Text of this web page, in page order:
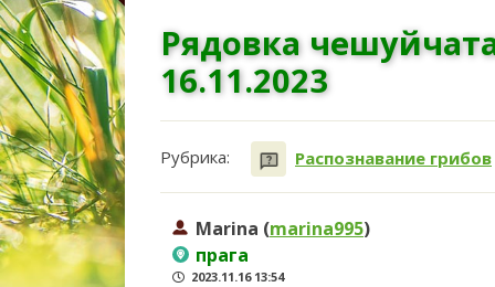
Рядовка
16.11.2023
Рубрика: Распознавание грибов
Marina (marina995)
прага
2023.11.16 13:54